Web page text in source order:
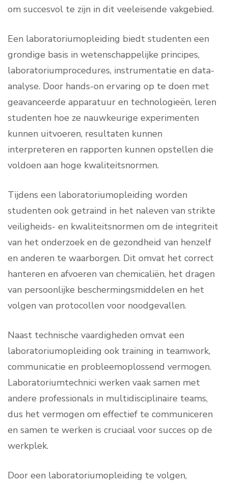
om succesvol te zijn in dit veeleisende vakgebied.
Een laboratoriumopleiding biedt studenten een
grondige basis in wetenschappelijke principes,
laboratoriumprocedures, instrumentatie en data-
analyse. Door hands-on ervaring op te doen met
geavanceerde apparatuur en technologieën, leren
studenten hoe ze nauwkeurige experimenten
kunnen uitvoeren, resultaten kunnen
interpreteren en rapporten kunnen opstellen die
voldoen aan hoge kwaliteitsnormen.
Tijdens een laboratoriumopleiding worden
studenten ook getraind in het naleven van strikte
veiligheids- en kwaliteitsnormen om de integriteit
van het onderzoek en de gezondheid van henzelf
en anderen te waarborgen. Dit omvat het correct
hanteren en afvoeren van chemicaliën, het dragen
van persoonlijke beschermingsmiddelen en het
volgen van protocollen voor noodgevallen.
Naast technische vaardigheden omvat een
laboratoriumopleiding ook training in teamwork,
communicatie en probleemoplossend vermogen.
Laboratoriumtechnici werken vaak samen met
andere professionals in multidisciplinaire teams,
dus het vermogen om effectief te communiceren
en samen te werken is cruciaal voor succes op de
werkplek.
Door een laboratoriumopleiding te volgen,